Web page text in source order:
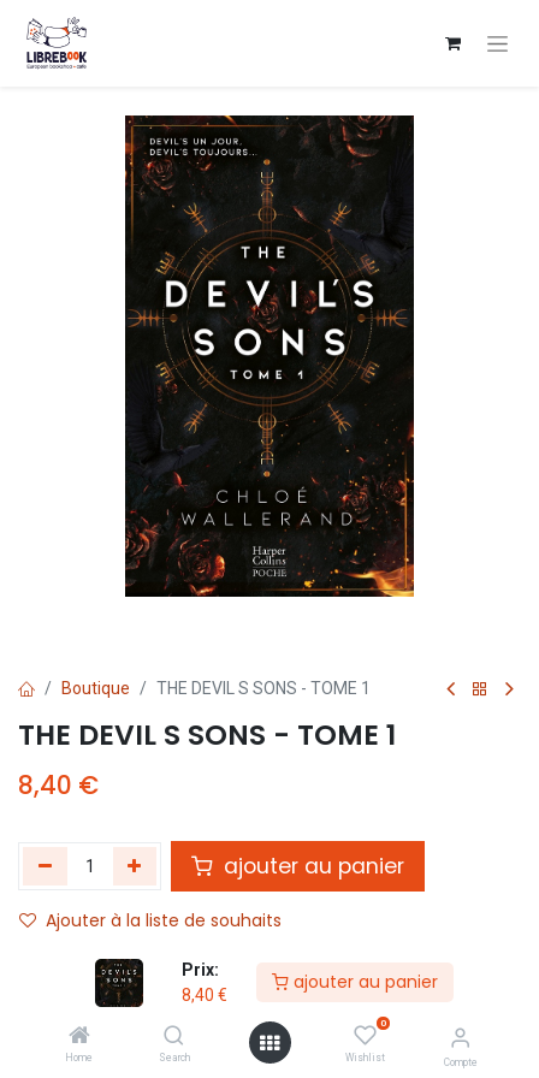
Prix:
8,40 €
ajouter au panier
Home Search
0
Wishlist Compte
Boutique THE DEVIL S SONS - TOME 1
THE DEVIL S SONS - TOME 1
8,40 €
ajouter au panier
Ajouter à la liste de souhaits
Partager :
Termes et conditions :